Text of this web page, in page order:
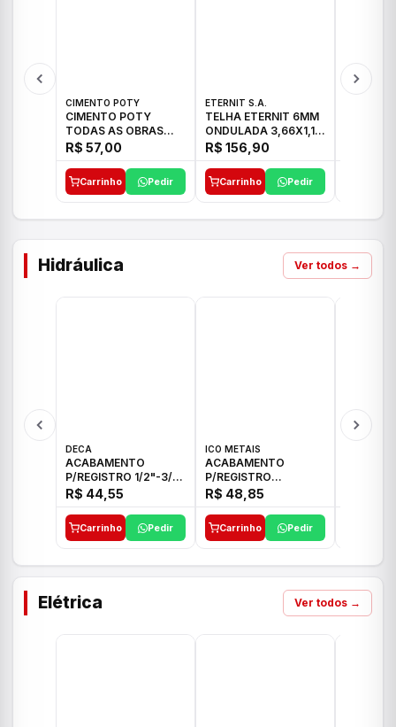
CIMENTO POTY
CIMENTO POTY
TODAS AS OBRAS
50KG CP-II F/32
R$ 57,00
Carrinho Pedir
ETERNIT S.A.
TELHA ETERNIT 6MM
ONDULADA 3,66X1,10
48,80KG
R$ 156,90
Carrinho Pedir
Hidráulica Ver todos →
DECA
ACABAMENTO
P/REGISTRO 1/2"-3/4"
E 1"C21.PQ DECA
R$ 44,55
Carrinho Pedir
ICO METAIS
ACABAMENTO
P/REGISTRO
1/2"-3/4"-1" ACB M
CS 33 ICO
R$ 48,85
Carrinho Pedir
Elétrica Ver todos →